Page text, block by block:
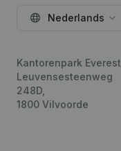
Nederlands
Kantorenpark Everest
Leuvensesteenweg
248D,
1800 Vilvoorde